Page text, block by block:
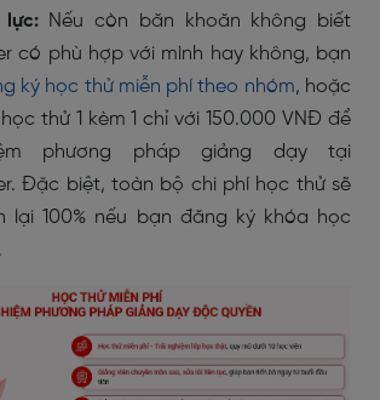
lực:Nếu còn băn khoăn không biết
có phù hợp với mình hay không, bạn
ký học thử miễn phí theo nhóm, hoặc
thử 1 kèm 1 chỉ với 150.000 VNĐ để
phương pháp giảng dạy tại
Đặc biệt, toàn bộ chi phí học thử sẽ
lại 100% nếu bạn đăng ký khóa học